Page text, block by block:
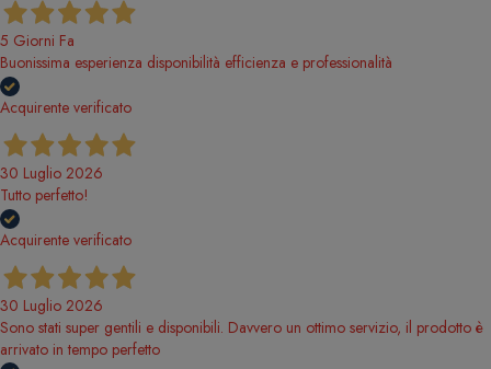
5 Giorni Fa
Buonissima esperienza disponibilità efficienza e professionalità
Acquirente verificato
30 Luglio 2026
Tutto perfetto!
Acquirente verificato
30 Luglio 2026
Sono stati super gentili e disponibili. Davvero un ottimo servizio, il prodotto è
arrivato in tempo perfetto